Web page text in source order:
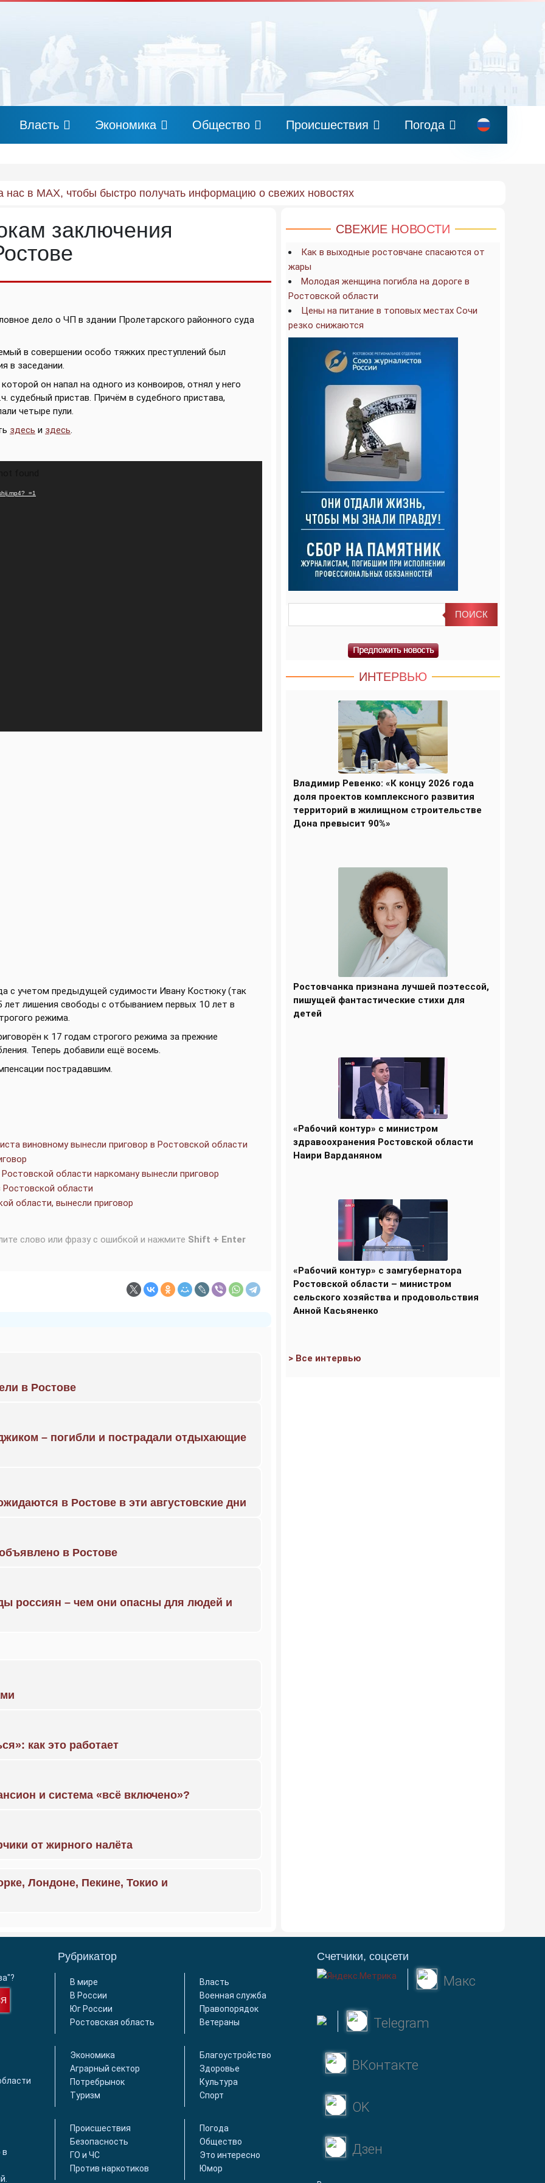
Власть Экономика Общество Происшествия Погода
нас в MAX, чтобы быстро получать информацию о свежих новостях
заключения
дело о ЧП в здании Пролетарского районного суда
в совершении особо тяжких преступлений был
в заседании.
он напал на одного из конвоиров, отнял у него
судебный пристав. Причём в судебного пристава,
четыре пули.
здесь и здесь.
с учетом предыдущей судимости Ивану Костюку (так
лет лишения свободы с отбыванием первых 10 лет в
режима.
к 17 годам строгого режима за прежние
Теперь добавили ещё восемь.
пострадавшим.
виновному вынесли приговор в Ростовской области
области наркоману вынесли приговор
области
области, вынесли приговор
слово или фразу с ошибкой и нажмите Shift + Enter
в Ростове
– погибли и пострадали отдыхающие
в Ростове в эти августовские дни
в Ростове
россиян – чем они опасны для людей и
как это работает
и система «всё включено»?
от жирного налёта
Лондоне, Пекине, Токио и
СВЕЖИЕ НОВОСТИ
Как в выходные ростовчане спасаются от
жары
Молодая женщина погибла на дороге в
Ростовской области
Цены на питание в топовых местах Сочи
резко снижаются
ИНТЕРВЬЮ
Владимир Ревенко: «К концу 2026 года
доля проектов комплексного развития
территорий в жилищном строительстве
Дона превысит 90%»
Ростовчанка признана лучшей поэтессой,
пишущей фантастические стихи для
детей
«Рабочий контур» с министром
здравоохранения Ростовской области
Наири Варданяном
«Рабочий контур» с замгубернатора
Ростовской области – министром
сельского хозяйства и продовольствия
Анной Касьяненко
> Все интервью
в
Рубрикатор
В мире
В России
Юг России
Ростовская область
Власть
Военная служба
Правопорядок
Ветераны
Экономика
Аграрный сектор
Потребрынок
Туризм
Благоустройство
Здоровье
Культура
Спорт
Происшествия
Безопасность
ГО и ЧС
Против наркотиков
Погода
Общество
Это интересно
Юмор
Счетчики, соцсети
Макс
Telegram
ВКонтакте
OK
Дзен